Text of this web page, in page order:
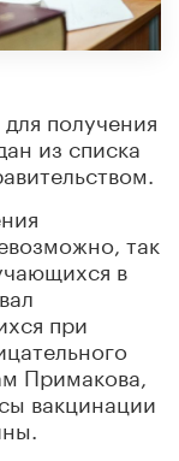
получения
из списка
так
в
при
Примакова,
вакцинации